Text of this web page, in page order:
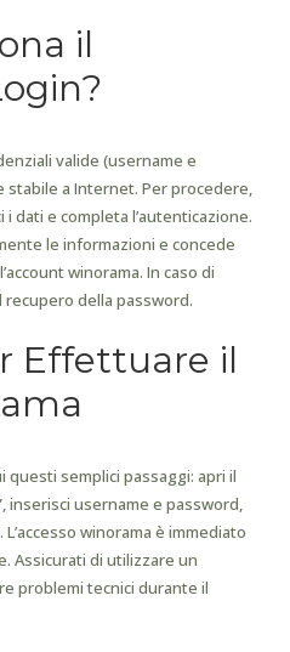
il
valide (username e
stabile a Internet. Per procedere,
i dati e completa l’autenticazione.
le informazioni e concede
winorama. In caso di
della password.
Effettuare il
questi semplici passaggi: apri il
inserisci username e password,
winorama è immediato
Assicurati di utilizzare un
problemi tecnici durante il